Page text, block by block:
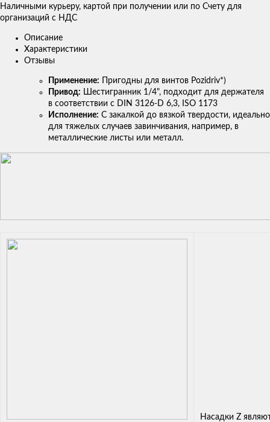
Наличными курьеру, картой при получении или по Счету для
организаций с НДС
Описание
Характеристики
Отзывы
Применение: Пригодны для винтов Pozidriv*)
Привод: Шестигранник 1/4", подходит для держателя
в соответствии с DIN 3126-D 6,3, ISO 1173
Исполнение: С закалкой до вязкой твердости, идеально
для тяжелых случаев завинчивания, например, в
металлические листы или металл.
Насадки Z